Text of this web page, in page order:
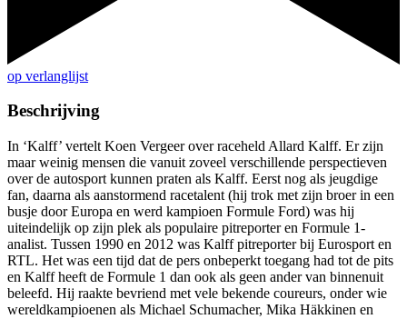
op verlanglijst
Beschrijving
In ‘Kalff’ vertelt Koen Vergeer over raceheld Allard Kalff. Er zijn
maar weinig mensen die vanuit zoveel verschillende perspectieven
over de autosport kunnen praten als Kalff. Eerst nog als jeugdige
fan, daarna als aanstormend racetalent (hij trok met zijn broer in een
busje door Europa en werd kampioen Formule Ford) was hij
uiteindelijk op zijn plek als populaire pitreporter en Formule 1-
analist. Tussen 1990 en 2012 was Kalff pitreporter bij Eurosport en
RTL. Het was een tijd dat de pers onbeperkt toegang had tot de pits
en Kalff heeft de Formule 1 dan ook als geen ander van binnenuit
beleefd. Hij raakte bevriend met vele bekende coureurs, onder wie
wereldkampioenen als Michael Schumacher, Mika Häkkinen en